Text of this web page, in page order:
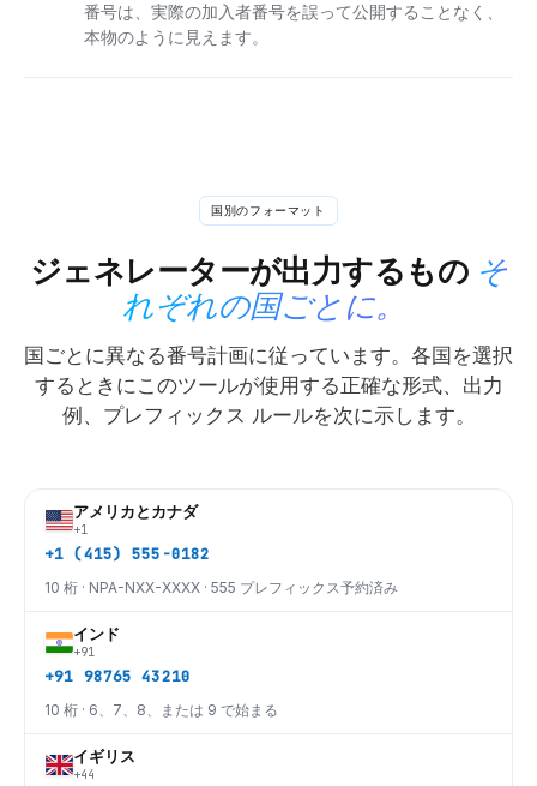
番号は、実際の加入者番号を誤って公開することなく、
本物のように見えます。
国別のフォーマット
ジェネレーターが出力するもの そ
れぞれの国ごとに。
国ごとに異なる番号計画に従っています。各国を選択
するときにこのツールが使用する正確な形式、出力
例、プレフィックス ルールを次に示します。
アメリカとカナダ
+1
+1 (415) 555-0182
10 桁 · NPA-NXX-XXXX · 555 プレフィックス予約済み
インド
+91
+91 98765 43210
10 桁 · 6、7、8、または 9 で始まる
イギリス
+44